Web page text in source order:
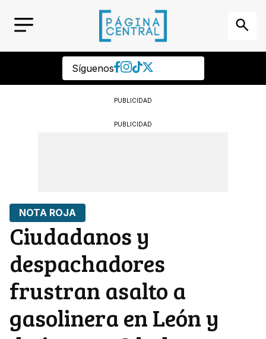
Síguenos
PUBLICIDAD
PUBLICIDAD
NOTA ROJA
Ciudadanos y
despachadores
frustran asalto a
gasolinera en León y